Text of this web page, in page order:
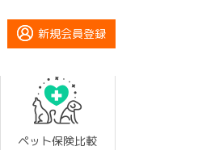
新規会員登録
ペット保険比較